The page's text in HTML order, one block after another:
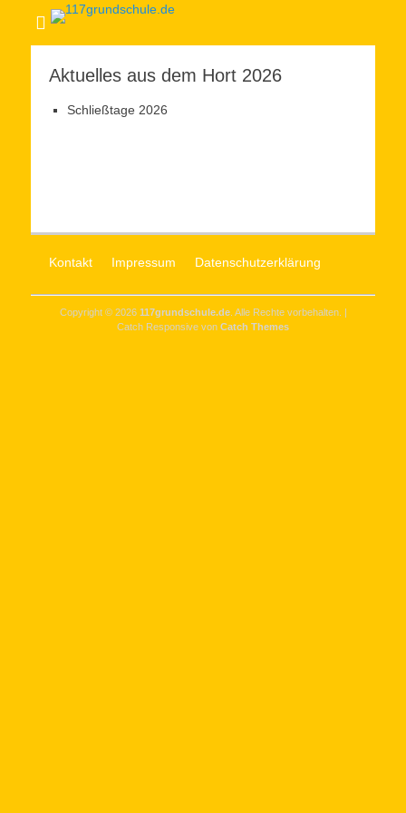
Aktuelles aus dem Hort 2026
Schließtage 2026
Kontakt Impressum Datenschutzerklärung
Copyright © 2026 117grundschule.de. Alle Rechte vorbehalten. |
Catch Responsive von Catch Themes